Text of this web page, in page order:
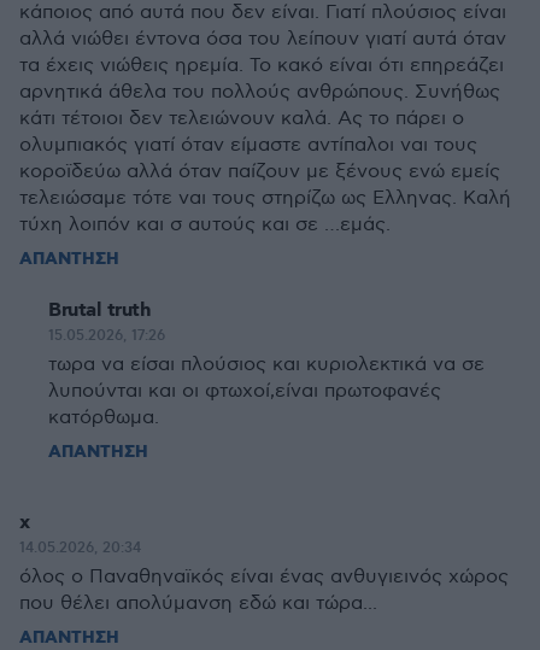
κάποιος από αυτά που δεν είναι. Γιατί πλούσιος είναι
αλλά νιώθει έντονα όσα του λείπουν γιατί αυτά όταν
τα έχεις νιώθεις ηρεμία. Το κακό είναι ότι επηρεάζει
αρνητικά άθελα του πολλούς ανθρώπους. Συνήθως
κάτι τέτοιοι δεν τελειώνουν καλά. Ας το πάρει ο
ολυμπιακός γιατί όταν είμαστε αντίπαλοι ναι τους
κοροϊδεύω αλλά όταν παίζουν με ξένους ενώ εμείς
τελειώσαμε τότε ναι τους στηρίζω ως Ελληνας. Καλή
τύχη λοιπόν και σ αυτούς και σε …εμάς.
ΑΠΑΝΤΗΣΗ
Brutal truth
15.05.2026, 17:26
τωρα να είσαι πλούσιος και κυριολεκτικά να σε
λυπούνται και οι φτωχοί,είναι πρωτοφανές
κατόρθωμα.
ΑΠΑΝΤΗΣΗ
x
14.05.2026, 20:34
όλος ο Παναθηναϊκός είναι ένας ανθυγιεινός χώρος
που θέλει απολύμανση εδώ και τώρα...
ΑΠΑΝΤΗΣΗ